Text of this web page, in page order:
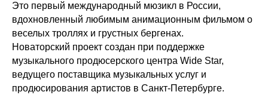
Это первый международный мюзикл в России,
вдохновленный любимым анимационным фильмом о
веселых троллях и грустных бергенах.
Новаторский проект создан при поддержке
музыкального продюсерского центра Wide Star,
ведущего поставщика музыкальных услуг и
продюсирования артистов в Санкт-Петербурге.